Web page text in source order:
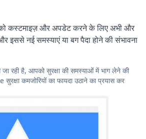
कस्टमाइज़ और अपडेट करने के लिए अभी और
नई समस्याएं या बग पैदा होने की संभावना
रही है, आपको सुरक्षा की समस्याओं में भाग लेने की
कमजोरियों का फायदा उठाने का प्रयास कर